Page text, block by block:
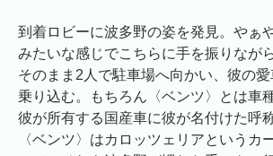
到着ロビーに波多野の姿を発見。やぁ
みたいな感じでこちらに手を振りなが
そのまま2人で駐車場へ向かい、彼の
乗り込む。もちろん〈ベンツ〉とは車
彼が所有する国産車に彼が名付けた呼
〈ベンツ〉はカロッツェリアというカ